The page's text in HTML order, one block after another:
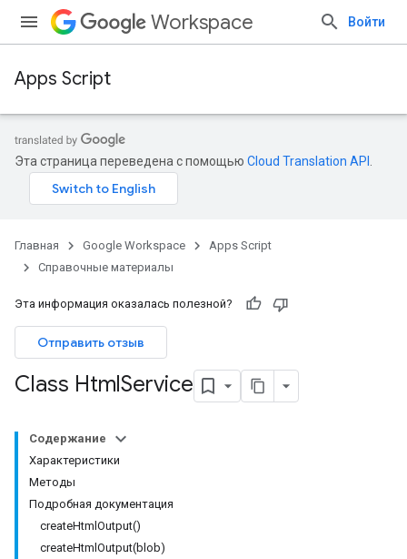
Workspace Войти
Apps Script
Эта страница переведена с помощью Cloud Translation API
Главная Google Workspace
Apps Script
Справочные материалы
Эта информация оказалась полезной?
Отправить отзыв
Class HtmlService
Содержание
Характеристики
Методы
Подробная документация
createHtmlOutput()
createHtmlOutput(blob)